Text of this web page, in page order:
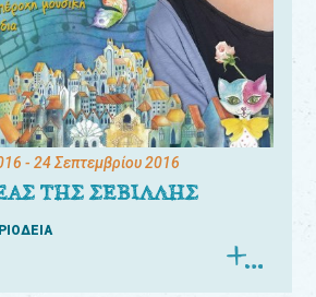
- 24 Σεπτεμβρίου 2016
ΤΗΣ ΣΕΒΙΛΛΗΣ